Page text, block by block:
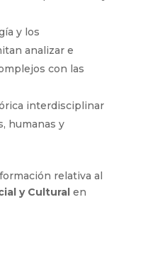
y los
analizar e
con las
interdisciplinar
humanas y
relativa al
y Culturalen